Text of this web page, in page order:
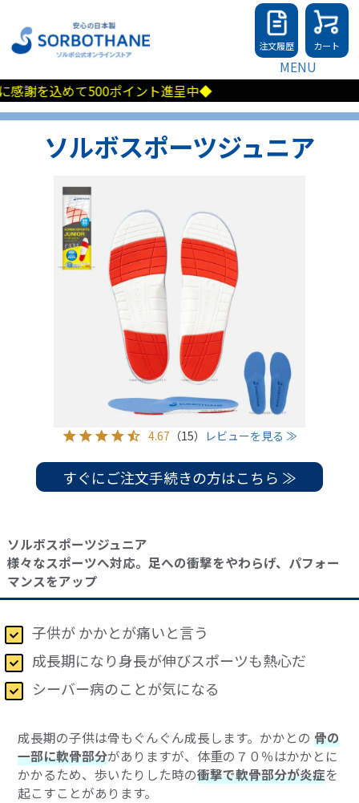
注文履歴 カート
MENU
て500ポイント進呈中◆
ソルボスポーツジュニア
4.67 （15） レビューを見る ≫
すぐにご注文手続きの方はこちら ≫
ソルボスポーツジュニア
様々なスポーツへ対応。足への衝撃をやわらげ、パフォー
マンスをアップ
子供が かかとが痛いと言う
成長期になり身長が伸びスポーツも熱心だ
シーバー病のことが気になる
成長期の子供は骨もぐんぐん成長します。かかとの骨の
一部に軟骨部分がありますが、体重の７０％はかかとに
かかるため、歩いたりした時の衝撃で軟骨部分が炎症を
起こすことがあります。